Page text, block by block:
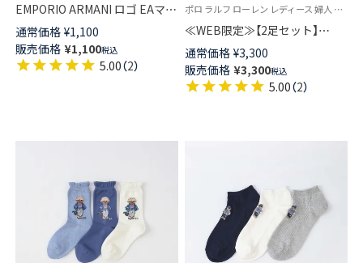
EMPORIO ARMANI ロゴ EAマン
ガベア柄 ハンドタオル 綿100％
メンズ 【365日最短翌日発送】
02340020
通常価格 ¥1,100
販売価格 ¥1,100税込
5.00（2）
ポロ ラルフ ローレン レディース 婦人 靴下 カジュアル 26SS
≪WEB限定≫【2足セット】
POLO RALPH LAUREN オーガ
ニックコットン混 CABLE
STRIPE ＆ BIG POLO PLAYER
クルー丈 ソックス レディース
通常価格 ¥3,300
販売価格 ¥3,300税込
5.00（2）